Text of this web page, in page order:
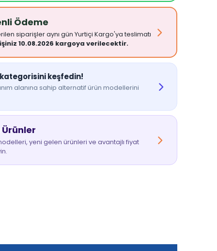
Ödeme
siparişler aynı gün Yurtiçi Kargo'ya teslimatı
10.08.2026 kargoya verilecektir.
keşfedin!
alanına sahip alternatif ürün modellerini
Ürünler
yeni gelen ürünleri ve avantajlı fiyat